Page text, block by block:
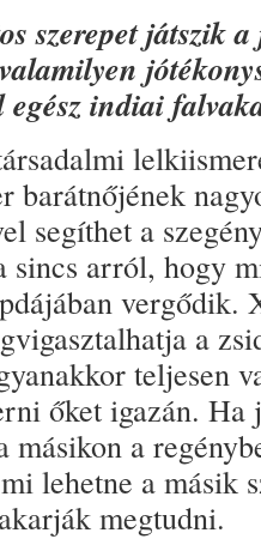
szerepet játszik
egész indiai
barátnőjének
segíthet a
sincs arról, hogy
a
teljesen
őket igazán.
másikon a
lehetne a másik
megtudni.